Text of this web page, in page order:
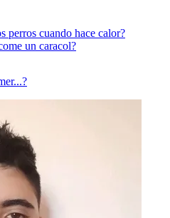
perros cuando hace calor?
un caracol?